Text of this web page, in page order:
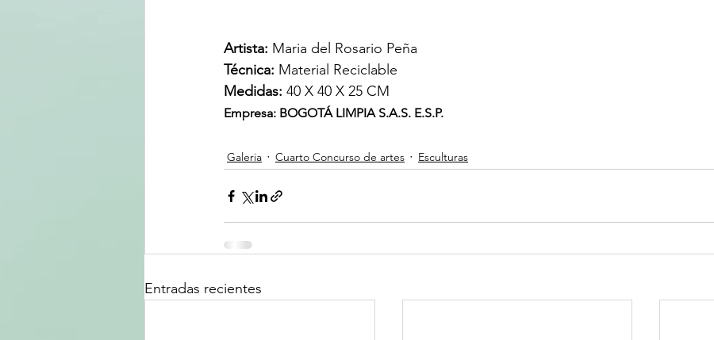
Artista: Maria del Rosario Peña
Técnica: Material Reciclable
Medidas: 40 X 40 X 25 CM
Empresa: BOGOTÁ LIMPIA S.A.S. E.S.P.
Galeria Cuarto Concurso de artes Esculturas
Entradas recientes